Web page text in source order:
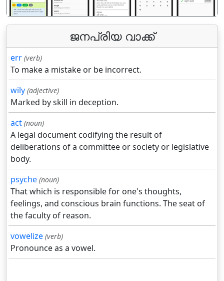
ജനപ്രിയ വാക്ക്
err (verb)
To make a mistake or be incorrect.
wily (adjective)
Marked by skill in deception.
act (noun)
A legal document codifying the result of
deliberations of a committee or society or legislative
body.
psyche (noun)
That which is responsible for one's thoughts,
feelings, and conscious brain functions. The seat of
the faculty of reason.
vowelize (verb)
Pronounce as a vowel.